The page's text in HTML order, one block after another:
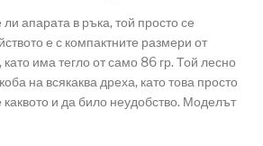
апарата в ръка, той просто се
е с компактните размери от
има тегло от само 86 гр. Той лесно
на всякаква дреха, като това просто
и да било неудобство. Моделът